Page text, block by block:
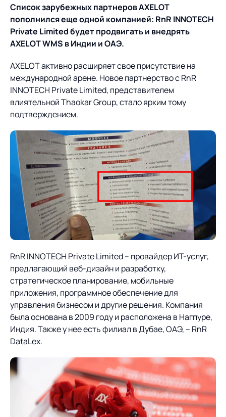
Управление складами
Управление перевозками
и транспортным парком
Интегрированное
планирование
Управление
контейнерным
терминалом
Управление двором
Логистический
консалтинг
Роботизация
Оборудование для склада
Логистический
консалтинг
Автоматизация
Техническое оснащение
Постпроектное
сопровождение
Нетворкинг и обмен
опытом вместе с AXELOT
Облачные сервисы
Формирование центров
компетенций
Пресс-центр
Новости
Мероприятия
Архив мероприятий
Проекты
Контакты
Академия
Предложение для
учебных заведений
База знаний
База знаний
Список зарубежных партнеровAXELOT
пополнился еще одной компанией: RnR INNOTECH
Private Limited будет продвигать и внедрять
AXELOT WMS в Индии и ОАЭ.
AXELOT активно расширяет свое присутствие на
международной арене. Новое партнерство с RnR
INNOTECH Private Limited, представителем
влиятельной Thaokar Group, стало ярким тому
подтверждением.
RnR INNOTECH Private Limited – провайдер ИТ-услуг,
предлагающий веб-дизайн и разработку,
стратегическое планирование, мобильные
приложения, программное обеспечение для
управления бизнесом и другие решения. Компания
была основана в 2009 году и расположена в Нагпуре,
Индия. Также у нее есть филиал в Дубае, ОАЭ, – RnR
DataLex.